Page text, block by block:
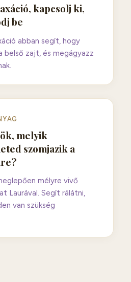
kapcsolj ki,
be
abban segít, hogy
belső zajt, és megágyazz
melyik
szomjazik a
mélyre vivő
Laurával. Segít rálátni,
van szükség